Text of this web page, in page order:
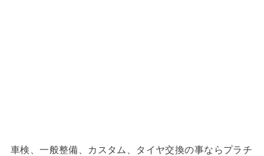
車検、一般整備、カスタム、タイヤ交換の事ならプラチ